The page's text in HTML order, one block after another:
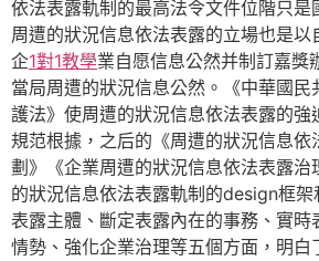
依法表露軌制的最高法令文件位階只是
周遭的狀況信息依法表露的立場也是以
企1對1教學業自愿信息公然并制訂嘉獎
當局周遭的狀況信息公然。《中華國民
護法》使周遭的狀況信息依法表露的強
規范根據，之后的《周遭的狀況信息依
劃》《企業周遭的狀況信息依法表露治
的狀況信息依法表露軌制的design框架
表露主體、斷定表露內在的事務、實時
情勢、強化企業治理等五個方面，明白